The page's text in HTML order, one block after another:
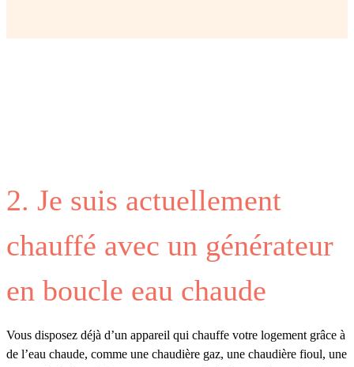
2. Je suis actuellement
chauffé avec un générateur
en boucle eau chaude
Vous disposez déjà d’un appareil qui chauffe votre logement grâce à
de l’eau chaude, comme une chaudière gaz, une chaudière fioul, une